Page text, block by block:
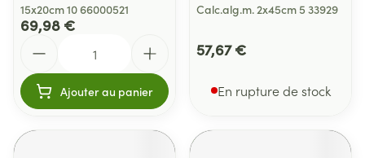
15x20cm 10 66000521
69,98 €
Ajouter au panier
Calc.alg.m. 2x45cm 5 33929
57,67 €
En rupture de stock